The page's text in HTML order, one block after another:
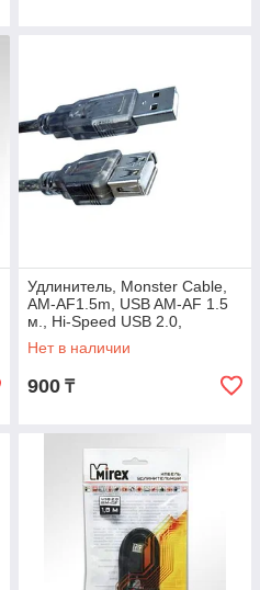
Удлинитель, Monster Cable,
AM-AF1.5m, USB AM-AF 1.5
м., Hi-Speed USB 2.0,
Ферритовые кольца защиты,
Чёрный,
Нет в наличии
900 ₸